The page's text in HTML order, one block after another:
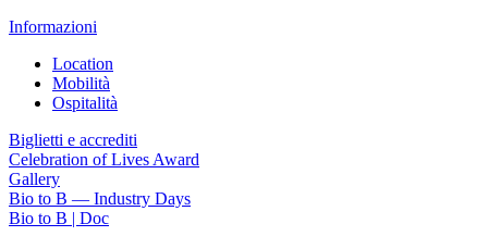
Informazioni
Location
Mobilità
Ospitalità
Biglietti e accrediti
Celebration of Lives Award
Gallery
Bio to B — Industry Days
Bio to B | Doc